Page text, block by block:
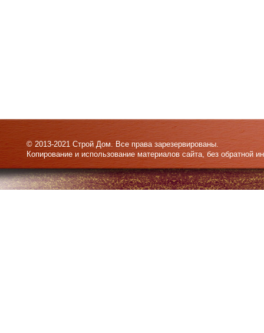
© 2013-2021 Строй Дом. Все права зарезервированы.
Копирование и использование материалов сайта, без обратной